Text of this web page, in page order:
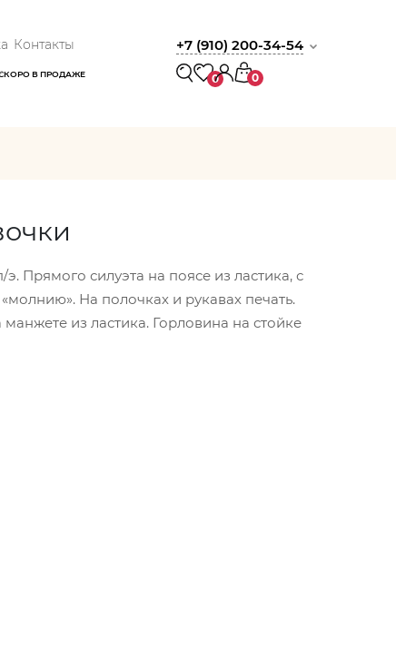
Контакты
В ПРОДАЖЕ
+7 (910) 200-34-54
0 0
Прямого силуэта на поясе из ластика, с
На полочках и рукавах печать.
из ластика. Горловина на стойке